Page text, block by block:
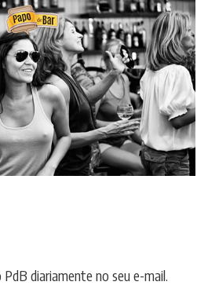
PdB diariamente no seu e-mail.